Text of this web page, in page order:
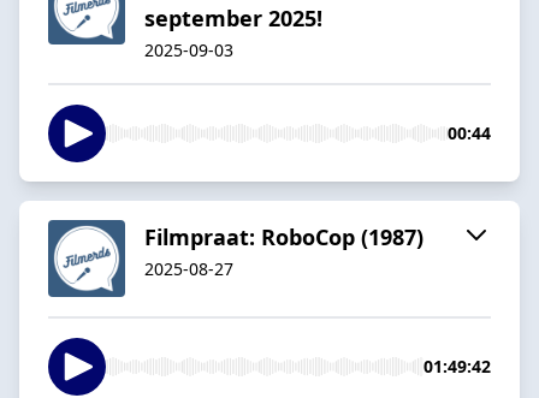
september 2025!
2025-09-03
00:44
Filmpraat: RoboCop (1987)
2025-08-27
01:49:42